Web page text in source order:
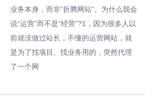
业务本身，而非“折腾网站”。为什么我会
说“运营”而不是“经营”?1，因为很多人以
前就没做过站长，不懂的运营网站，就
是为了找项目、找业务用的，突然代理
了一个网